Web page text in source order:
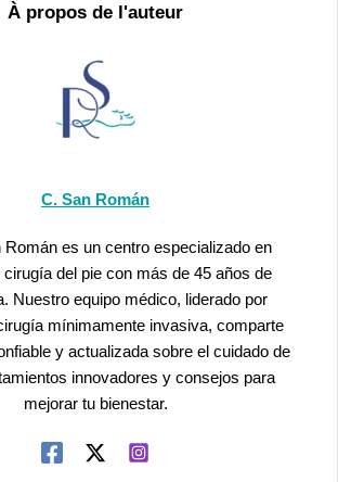
À propos de l'auteur
C. San Román
Román es un centro especializado en
cirugía del pie con más de 45 años de
Nuestro equipo médico, liderado por
mínimamente invasiva, comparte
y actualizada sobre el cuidado de
innovadores y consejos para
mejorar tu bienestar.